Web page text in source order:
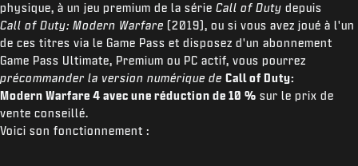
physique, à un jeu premium de la série Call of Duty depuis
Call of Duty: Modern Warfare (2019), ou si vous avez joué à l'un
de ces titres via le Game Pass et disposez d'un abonnement
Game Pass Ultimate, Premium ou PC actif, vous pourrez
précommander la version numérique de Call of Duty:
Modern Warfare 4 avec une réduction de 10 % sur le prix de
vente conseillé.
Voici son fonctionnement :